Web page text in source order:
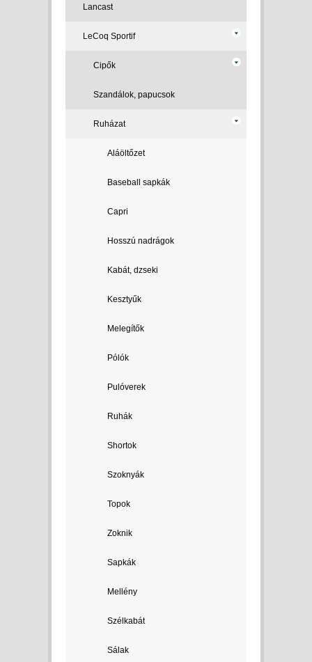
Lancast
LeCoq Sportif
Cipők
Szandálok, papucsok
Ruházat
Aláöltőzet
Baseball sapkák
Capri
Hosszú nadrágok
Kabát, dzseki
Kesztyűk
Melegítők
Pólók
Pulóverek
Ruhák
Shortok
Szoknyák
Topok
Zoknik
Sapkák
Mellény
Szélkabát
Sálak